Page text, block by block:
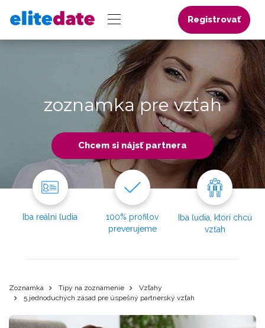
Registrovať
zoznamka pre vzťah
Chcem si nájsť partnera
Iba reálni ľudia
100% profilov
preverujeme
Iba ľudia, ktorí chcú
vzťah
Zoznamka Tipy na zoznámenie
Vzťahy
5 jednoduchých zásad pre úspešný partnerský vzťah